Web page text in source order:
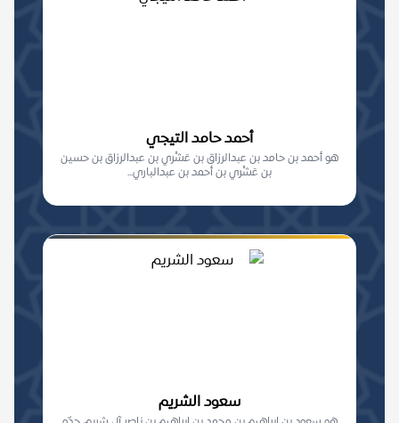
أحمد حامد التيجي
هو أحمد بن حامد بن عبدالرزاق بن عَشْري بن عبدالرزاق بن حسين
بن عَشْري بن أحمد بن عبدالباري...
سعود الشريم